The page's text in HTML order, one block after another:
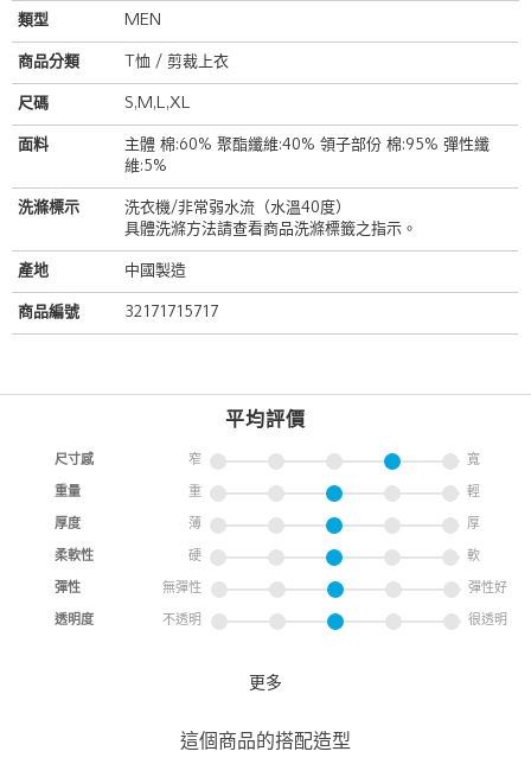
類型 MEN
商品分類 T恤 / 剪裁上衣
尺碼 S,M,L,XL
面料
主體 棉:60% 聚酯纖維:40% 領子部份 棉:95% 彈性纖
維:5%
洗滌標示
洗衣機/非常弱水流（水溫40度）
具體洗滌方法請查看商品洗滌標籤之指示。
產地 中國製造
商品編號 32171715717
平均評價
尺寸感 窄 寬
重量 重 輕
厚度 薄 厚
柔軟性 硬 軟
彈性 無彈性 彈性好
透明度 不透明 很透明
green label relaxing
更多
這個商品的搭配造型